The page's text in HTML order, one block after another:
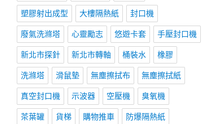
塑膠射出成型 大樓隔熱紙 封口機
廢氣洗滌塔 心靈勵志 悠遊卡套 手壓封口機
新北市探針 新北市轉軸 桶裝水 橡膠
洗滌塔 滑鼠墊 無塵擦拭布 無塵擦拭紙
真空封口機 示波器 空壓機 臭氧機
茶葉罐 貨梯 購物推車 防爆隔熱紙